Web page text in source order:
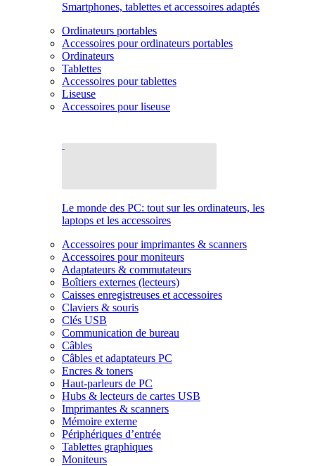
Smartphones, tablettes et accessoires adaptés
Ordinateurs portables
Accessoires pour ordinateurs portables
Ordinateurs
Tablettes
Accessoires pour tablettes
Liseuse
Accessoires pour liseuse
Le monde des PC: tout sur les ordinateurs, les
laptops et les accessoires
Accessoires pour imprimantes & scanners
Accessoires pour moniteurs
Adaptateurs & commutateurs
Boîtiers externes (lecteurs)
Caisses enregistreuses et accessoires
Claviers & souris
Clés USB
Communication de bureau
Câbles
Câbles et adaptateurs PC
Encres & toners
Haut-parleurs de PC
Hubs & lecteurs de cartes USB
Imprimantes & scanners
Mémoire externe
Périphériques d’entrée
Tablettes graphiques
Moniteurs